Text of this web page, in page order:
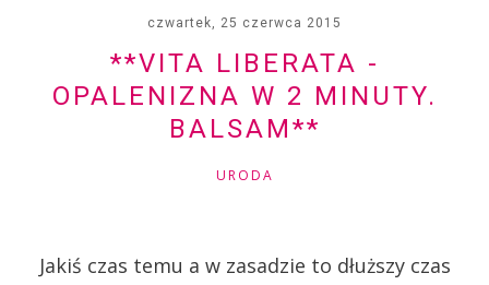
czwartek, 25 czerwca 2015
**VITA LIBERATA -
OPALENIZNA W 2 MINUTY.
BALSAM**
URODA
Jakiś czas temu a w zasadzie to dłuższy czas